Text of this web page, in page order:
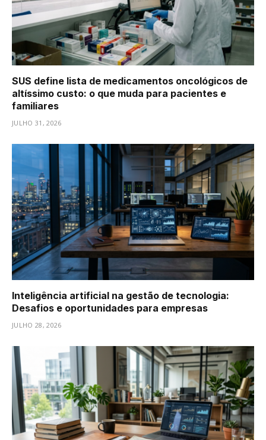
SUS define lista de medicamentos oncológicos de
altíssimo custo: o que muda para pacientes e
familiares
JULHO 31, 2026
Inteligência artificial na gestão de tecnologia:
Desafios e oportunidades para empresas
JULHO 28, 2026